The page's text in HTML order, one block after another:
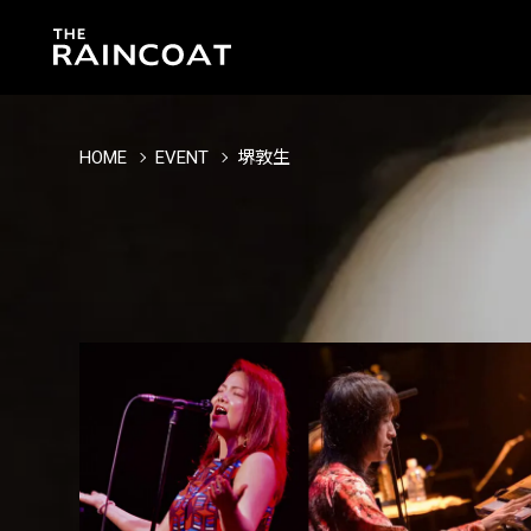
HOME EVENT 堺敦生